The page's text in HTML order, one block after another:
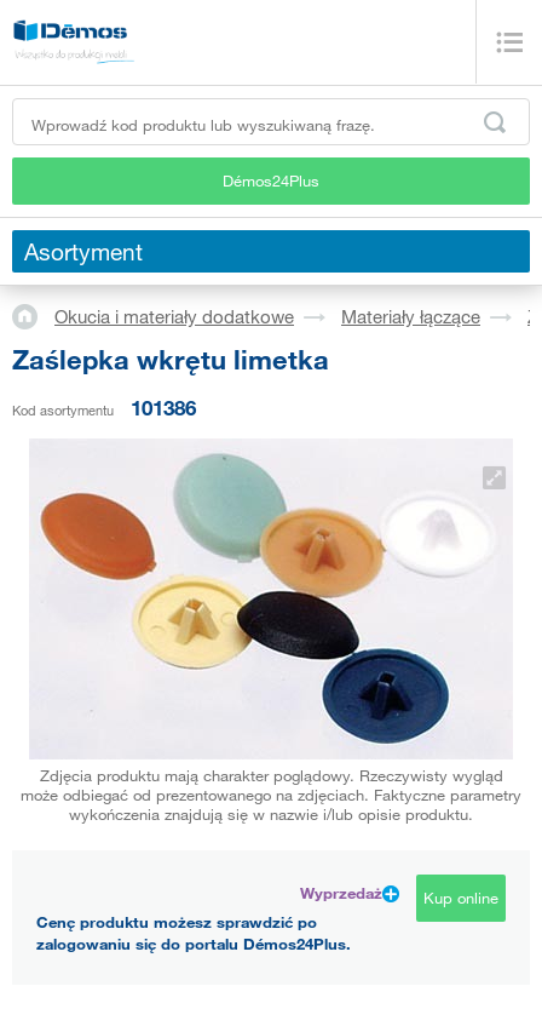
Démos24Plus
Asortyment
Okucia i materiały dodatkowe Materiały łączące
Zaślepka wkrętu limetka
Kod asortymentu 101386
Zdjęcia produktu mają charakter poglądowy. Rzeczywisty wygląd
może odbiegać od prezentowanego na zdjęciach. Faktyczne parametry
wykończenia znajdują się w nazwie i/lub opisie produktu.
Wyprzedaż
Cenę produktu możesz sprawdzić po
zalogowaniu się do portalu Démos24Plus.
Kup online